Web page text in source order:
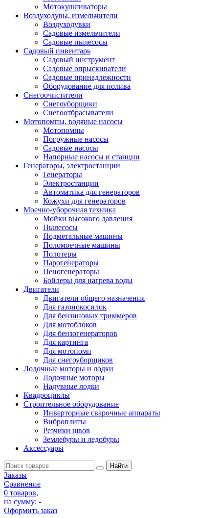
Мотокультиваторы
Воздуходувы, измельчители
Воздуходувки
Садовые измельчители
Садовые пылесосы
Садовый инвентарь
Садовый инструмент
Садовые опрыскиватели
Садовые принадлежности
Оборудование для полива
Снегоочистители
Снегоуборщики
Снегоотбрасыватели
Мотопомпы, водяные насосы
Мотопомпы
Погружные насосы
Садовые насосы
Напорные насосы и станции
Генераторы, электростанции
Генераторы
Электростанции
Автоматика для генераторов
Кожухи для генераторов
Моечно-уборочная техника
Мойки высокого давления
Пылесосы
Подметальные машины
Поломоечные машины
Полотеры
Парогенераторы
Пеногенераторы
Бойлеры для нагрева воды
Двигатели
Двигатели общего назначения
Для газонокосилок
Для бензиновых триммеров
Для мотоблоков
Для бензогенераторов
Для картинга
Для мотопомп
Для снегоуборщиков
Лодочные моторы и лодки
Лодочные моторы
Надувные лодки
Квадроциклы
Строительное оборудование
Инверторные сварочные аппараты
Виброплиты
Резчики швов
Землебуры и ледобуры
Аксессуары
Заказы
Сравнение
0 товаров,
на сумму: -
Оформить заказ